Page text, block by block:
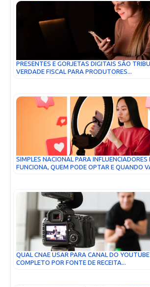
PRESENTES E GORJETAS DIGITAIS SÃO
VERDADE FISCAL PARA PRODUTORES...
SIMPLES NACIONAL PARA
FUNCIONA, QUEM PODE OPTAR E QUANDO
QUAL CNAE USAR PARA CANAL DO
COMPLETO POR FONTE DE RECEITA...